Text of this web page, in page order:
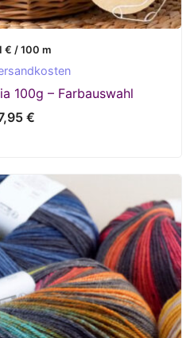
€ / 100 m
100g – Farbauswahl
€